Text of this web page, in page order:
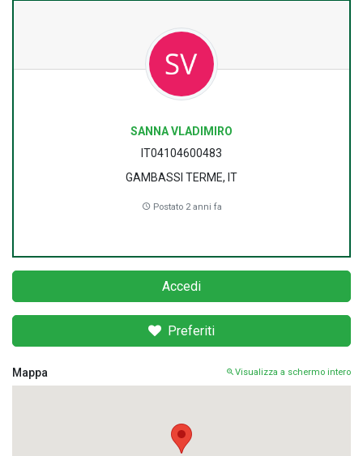
SANNA VLADIMIRO
IT04104600483
GAMBASSI TERME, IT
Postato 2 anni fa
Accedi
Preferiti
Mappa Visualizza a schermo intero